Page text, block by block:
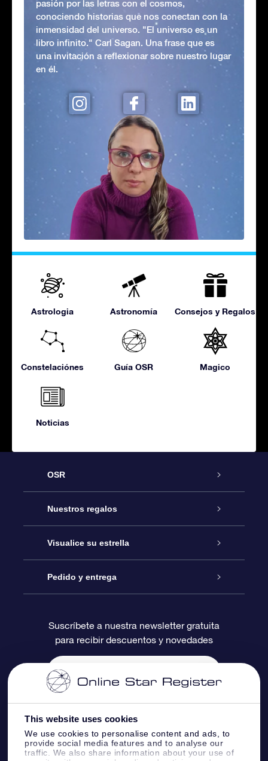
This website uses cookies
We use cookies to personalise content and ads, to
provide social media features and to analyse our
traffic. We also share information about your use of
pasión por las letras con el cosmos,
conociendo historias que nos conectan con la
inmensidad del universo. "El universo es un
libro infinito." Carl Sagan. Una frase que es
una invitación a reflexionar sobre nuestro lugar
en él.
Astrologia Astronomía Consejos y Regalos
Constelaciónes Guía OSR Magico
Noticias
OSR
Atención
Contáctanos
Blog
Reseñas
Nuestros regalos
Regalo Estrella Online
Paquete de Regalo OSR
Tarjeta de Regalo OSR
Regalos empresariales
Visualice su estrella
Registro estelar
Página de Estrella Personalizada
Un Millón de Estrellas
Aplicación de RV Llévame a las estrellas
Pedido y entrega
Información de Pago
Información de Envío
Constelaciones
Suscríbete a nuestra newsletter gratuita
para recibir descuentos y novedades